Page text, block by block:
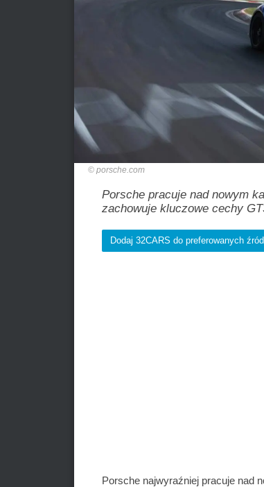
porsche.com
Porsche pracuje nad nowym
zachowuje kluczowe cechy
Dodaj 32CARS do preferowanych
Porsche najwyraźniej pracuje nad